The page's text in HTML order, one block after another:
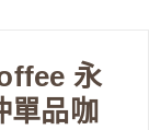
永
單品咖